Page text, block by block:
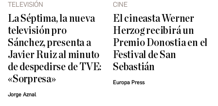
TELEVISIÓN
La Séptima, la nueva
televisión pro
Sánchez, presenta a
Javier Ruiz al minuto
de despedirse de TVE:
«Sorpresa»
Jorge Aznal
CINE
El cineasta Werner
Herzog recibirá un
Premio Donostia en el
Festival de San
Sebastián
Europa Press